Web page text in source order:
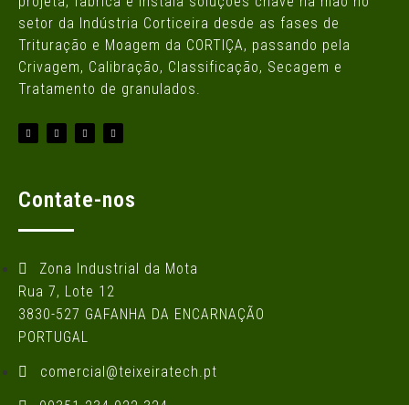
setor da Indústria Corticeira desde as fases de
Trituração e Moagem da CORTIÇA, passando pela
Crivagem, Calibração, Classificação, Secagem e
Tratamento de granulados.
Contate-nos
Zona Industrial da Mota
Rua 7, Lote 12
3830-527 GAFANHA DA ENCARNAÇÃO
PORTUGAL
comercial@teixeiratech.pt